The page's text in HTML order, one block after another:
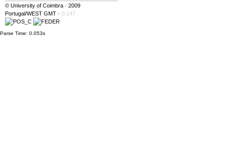
© University of Coimbra · 2009
Portugal/WEST GMT · S:147
Parse Time: 0.053s